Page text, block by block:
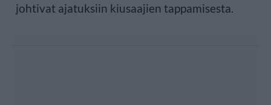
johtivat ajatuksiin kiusaajien tappamisesta.